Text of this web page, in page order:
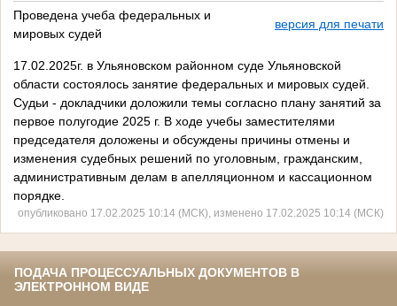
Проведена учеба федеральных и
мировых судей
версия для печати
17.02.2025г. в Ульяновском районном суде Ульяновской
области состоялось занятие федеральных и мировых судей.
Судьи - докладчики доложили темы согласно плану занятий за
первое полугодие 2025 г. В ходе учебы заместителями
председателя доложены и обсуждены причины отмены и
изменения судебных решений по уголовным, гражданским,
административным делам в апелляционном и кассационном
порядке.
опубликовано 17.02.2025 10:14 (МСК), изменено 17.02.2025 10:14 (МСК)
ПОДАЧА ПРОЦЕССУАЛЬНЫХ ДОКУМЕНТОВ В
ЭЛЕКТРОННОМ ВИДЕ